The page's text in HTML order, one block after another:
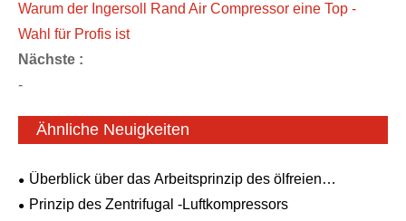
Warum der Ingersoll Rand Air Compressor eine Top -
Wahl für Profis ist
Nächste :
-
Ähnliche Neuigkeiten
Überblick über das Arbeitsprinzip des ölfreien
Luftkompressors
Prinzip des Zentrifugal -Luftkompressors